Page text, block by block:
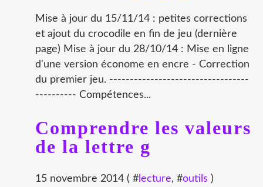
Mise à jour du 15/11/14 : petites corrections
et ajout du crocodile en fin de jeu (dernière
page) Mise à jour du 28/10/14 : Mise en ligne
d'une version économe en encre - Correction
du premier jeu. ----------------------------------
---------- Compétences...
Comprendre les valeurs
de la lettre g
15 novembre 2014 ( # lecture, #outils )